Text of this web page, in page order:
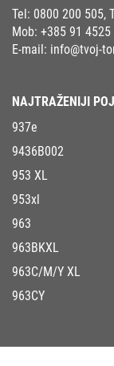
Tel: 0800 200 505,
Mob: +385 91 4525
E-mail: info@tvoj-
NAJTRAŽENIJI
937e
9436B002
953 XL
953xl
963
963BKXL
963C/M/Y XL
963CY